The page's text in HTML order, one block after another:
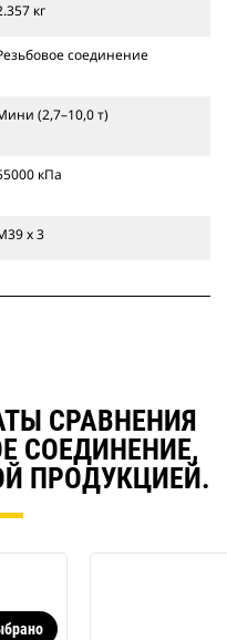
кг
соединение
(2,7–10,0 т)
кПа
x 3
СРАВНЕНИЯ
СОЕДИНЕНИЕ,
ПРОДУКЦИЕЙ.